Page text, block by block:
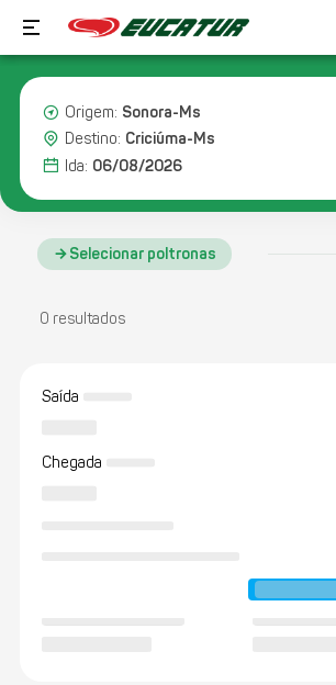
Origem: Sonora-Ms
Destino: Criciúma-Ms
Ida: 06/08/2026
Selecionar poltronas
0 resultados
Saída
Chegada